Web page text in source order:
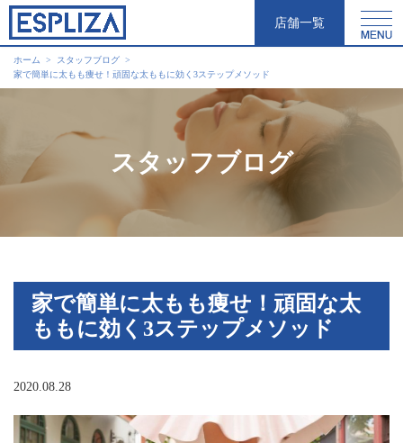
店舗一覧
ホーム
スタッフブログ
家で簡単に太もも痩せ！頑固な太ももに効く3ステップメソッド
スタッフブログ
家で簡単に太もも痩せ！頑固な太
ももに効く3ステップメソッド
2020.08.28